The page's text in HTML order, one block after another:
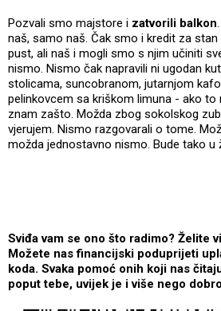
Pozvali smo majstore i zatvorili balkon
naš, samo naš. Čak smo i kredit za stan
pust, ali naš i mogli smo s njim učiniti
nismo. Nismo čak napravili ni ugodan
stolicama, suncobranom, jutarnjom
pelinkovcem sa kriškom limuna - ako to
znam zašto. Možda zbog sokolskog
vjerujem. Nismo razgovarali o tome.
možda jednostavno nismo. Bude tako u
Sviđa vam se ono što radimo? Želite
Možete nas financijski poduprijeti
koda. Svaka pomoć onih koji nas
poput tebe, uvijek je i više nego